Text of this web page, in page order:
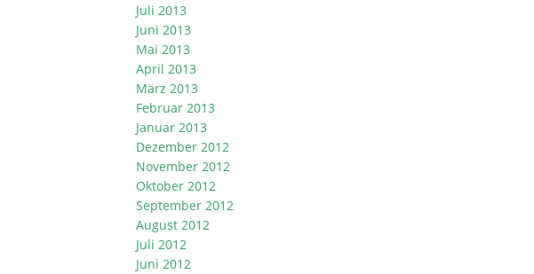
Juli 2013
Juni 2013
Mai 2013
April 2013
März 2013
Februar 2013
Januar 2013
Dezember 2012
November 2012
Oktober 2012
September 2012
August 2012
Juli 2012
Juni 2012